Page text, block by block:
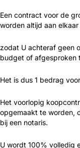
Een contract voor de
worden altijd aan
zodat U achteraf geen
budget of afgesproken
Het is dus 1 bedrag
Het voorlopig
opgemaakt te worden,
bij een notaris.
U wordt 100% volledig